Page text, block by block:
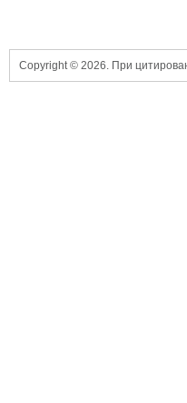
Copyright © 2026. При